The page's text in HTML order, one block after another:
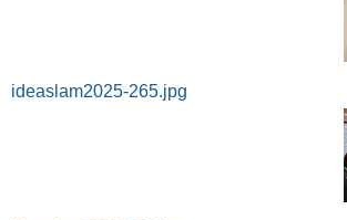
ideaslam2025-265.jpg